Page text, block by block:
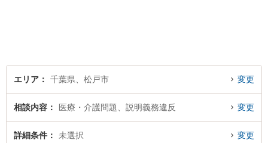
エリア 千葉県、松戸市 変更
相談内容 医療・介護問題、説明義務違反 変更
詳細条件 未選択 変更